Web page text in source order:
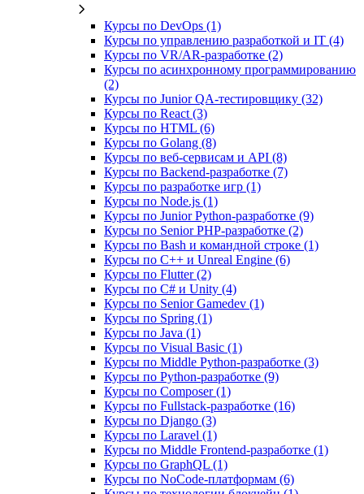
Курсы по DevOps (1)
Курсы по управлению разработкой и IT (4)
Курсы по VR/AR‑разработке (2)
Курсы по асинхронному программированию
(2)
Курсы по Junior QA-тестировщику (32)
Курсы по React (3)
Курсы по HTML (6)
Курсы по Golang (8)
Курсы по веб‑сервисам и API (8)
Курсы по Backend‑разработке (7)
Курсы по разработке игр (1)
Курсы по Node.js (1)
Курсы по Junior Python-разработке (9)
Курсы по Senior PHP-разработке (2)
Курсы по Bash и командной строке (1)
Курсы по C++ и Unreal Engine (6)
Курсы по Flutter (2)
Курсы по C# и Unity (4)
Курсы по Senior Gamedev (1)
Курсы по Spring (1)
Курсы по Java (1)
Курсы по Visual Basic (1)
Курсы по Middle Python-разработке (3)
Курсы по Python-разработке (9)
Курсы по Composer (1)
Курсы по Fullstack‑разработке (16)
Курсы по Django (3)
Курсы по Laravel (1)
Курсы по Middle Frontend-разработке (1)
Курсы по GraphQL (1)
Курсы по NoCode‑платформам (6)